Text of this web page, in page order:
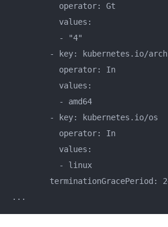
          operator: Gt
          values:
          - "4"
        - key: kubernetes.io/arch
          operator: In
          values:
          - amd64
        - key: kubernetes.io/os
          operator: In
          values:
          - linux
terminationGracePeriod:
...